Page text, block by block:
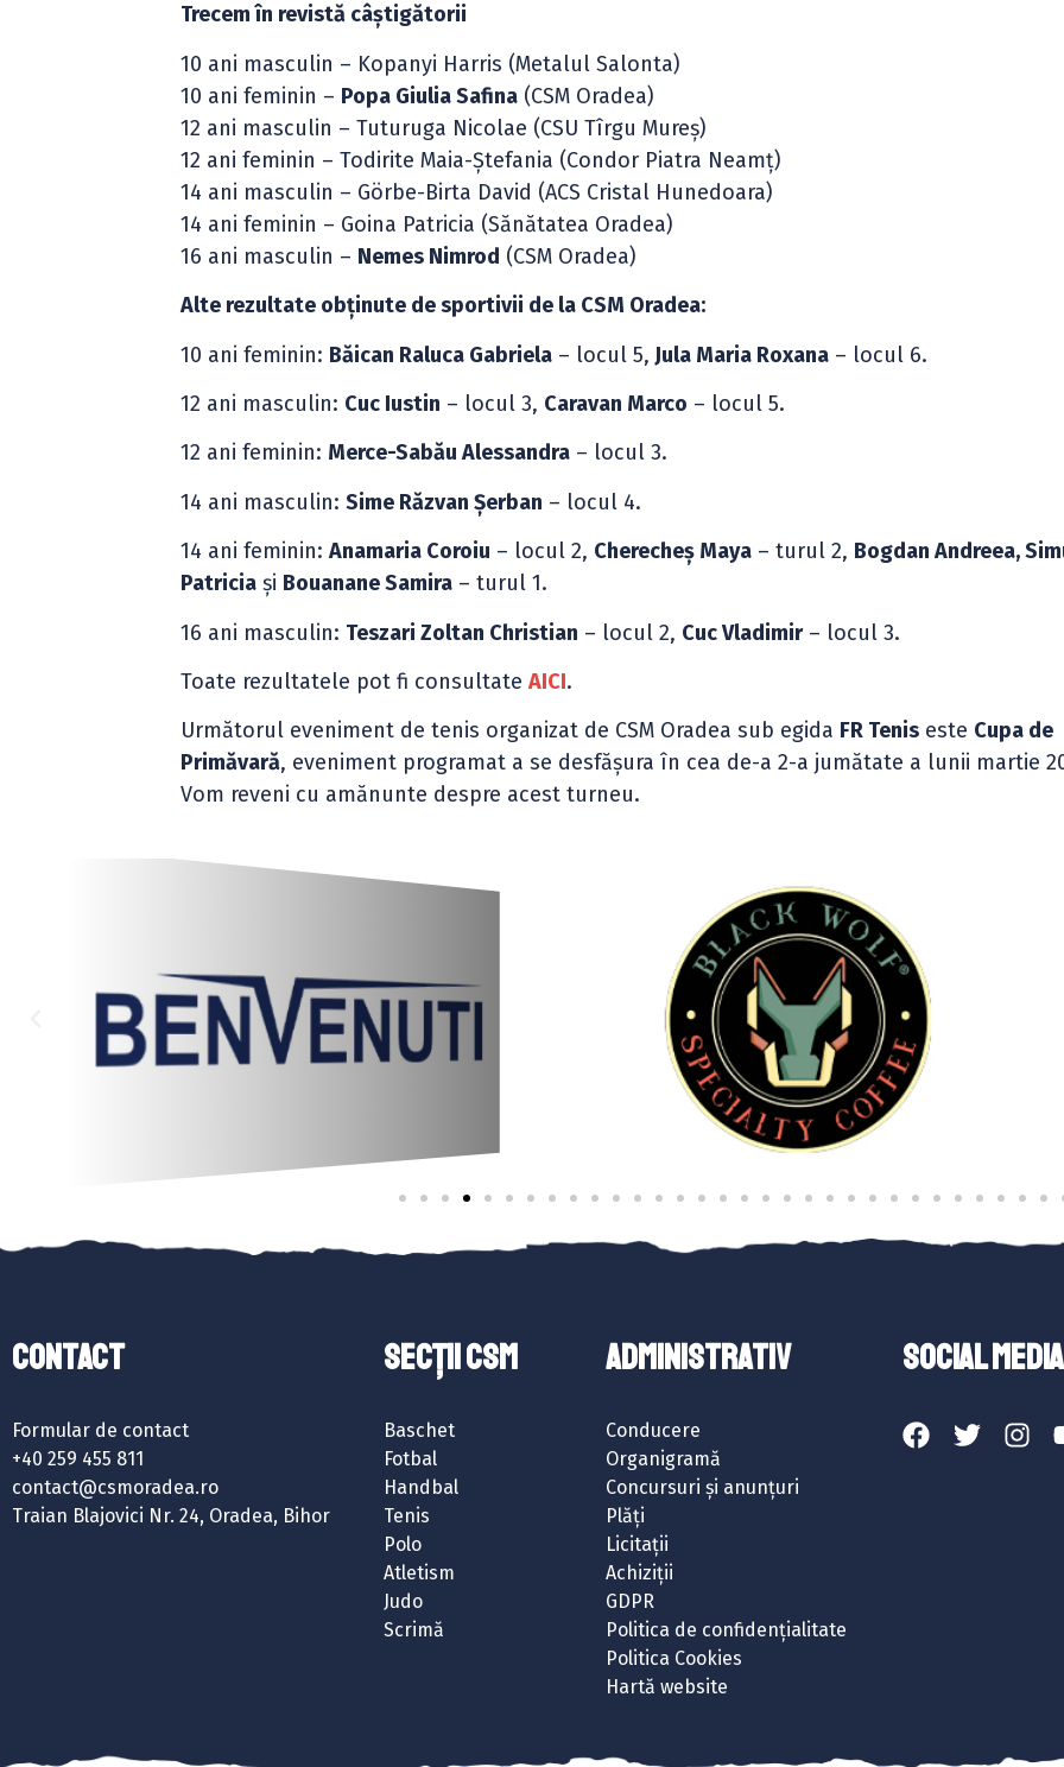
Trecem în revistă câștigătorii
10 ani masculin – Kopanyi Harris (Metalul Salonta)
10 ani feminin – Popa Giulia Safina (CSM Oradea)
12 ani masculin – Tuturuga Nicolae (CSU Tîrgu Mureș)
12 ani feminin – Todirite Maia-Ștefania (Condor Piatra Neamț)
14 ani masculin – Görbe-Birta David (ACS Cristal Hunedoara)
14 ani feminin – Goina Patricia (Sănătatea Oradea)
16 ani masculin – Nemes Nimrod (CSM Oradea)
Alte rezultate obținute de sportivii de la CSM Oradea:
10 ani feminin: Băican Raluca Gabriela – locul 5, Jula Maria Roxana – locul 6.
12 ani masculin: Cuc Iustin – locul 3, Caravan Marco – locul 5.
12 ani feminin: Merce-Sabău Alessandra – locul 3.
14 ani masculin:Sime Răzvan Șerban – locul 4.
14 ani feminin:Anamaria Coroiu – locul 2, Cherecheș Maya – turul 2, Bogdan Andreea,
Patricia și Bouanane Samira – turul 1.
16 ani masculin: Teszari Zoltan Christian – locul 2, Cuc Vladimir– locul 3.
Toate rezultatele pot fi consultateAICI.
Următorul eveniment de tenis organizat de CSM Oradea sub egida FR Tenis este Cupa de
Primăvară, eveniment programat a se desfășura în cea de-a 2-a jumătate a lunii martie
Vom reveni cu amănunte despre acest turneu.
Contact
Formular de contact
+40 259 455 811
contact@csmoradea.ro
Traian Blajovici Nr. 24, Oradea, Bihor
SECȚII CSM
Baschet
Fotbal
Handbal
Tenis
Polo
Atletism
Judo
Scrimă
ADMINISTRATIV
Conducere
Organigramă
Concursuri și anunțuri
Plăți
Licitații
Achiziții
GDPR
Politica de confidențialitate
Politica Cookies
Hartă website
SOCIAL MEDIA